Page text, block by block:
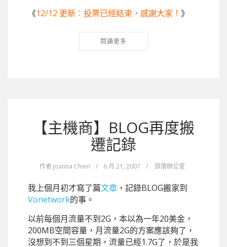
《12/12 更新︰投票已經結束，感謝大家！ 》
閱讀更多
【主機商】BLOG再度搬
遷記錄
作者Joanna Chien / 6 月 21, 2007 / 部落辦公室
我上個月初才寫了篇文章 ，記錄BLOG搬家到
Vonetwork的事。
以前每個月流量不到2G，本以為一年20美金，
200MB空間容量，月流量2G的方案應該夠了，
沒想到不到三個星期，流量已經1.7G了，於是我